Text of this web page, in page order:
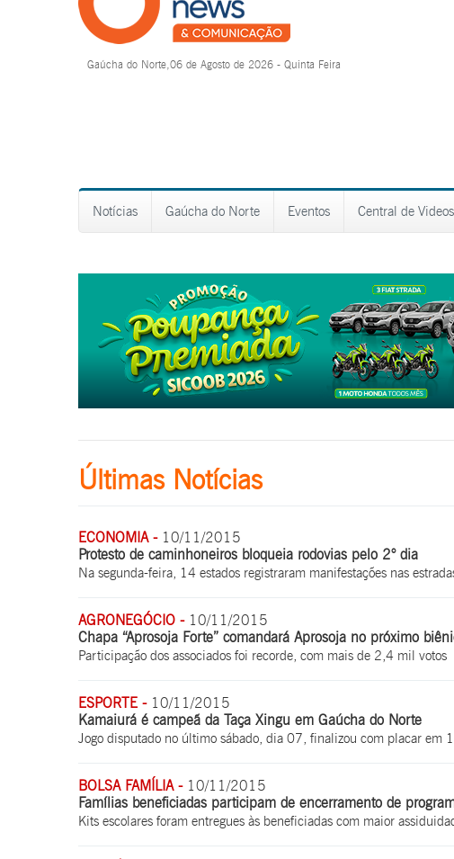
Gaúcha do Norte,06 de Agosto de 2026 - Quinta Feira
Notícias Gaúcha do Norte Eventos Central de Videos
Últimas Notícias
ECONOMIA - 10/11/2015
Protesto de caminhoneiros bloqueia rodovias pelo 2° dia
Na segunda-feira, 14 estados registraram manifestações nas
AGRONEGÓCIO - 10/11/2015
Chapa “Aprosoja Forte” comandará Aprosoja no próximo
Participação dos associados foi recorde, com mais de 2,4 mil votos
ESPORTE - 10/11/2015
Kamaiurá é campeã da Taça Xingu em Gaúcha do Norte
Jogo disputado no último sábado, dia 07, finalizou com placar em
BOLSA FAMÍLIA - 10/11/2015
Famílias beneficiadas participam de encerramento de
Kits escolares foram entregues às beneficiadas com maior